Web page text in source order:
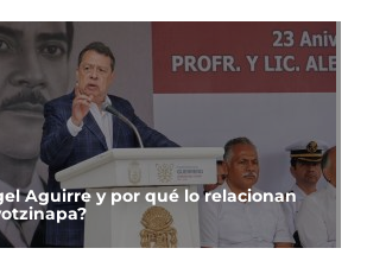
Aguirre y por qué lo relacionan